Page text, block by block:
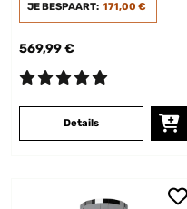
JE BESPAART: 171,00 €
569,99 €
Details